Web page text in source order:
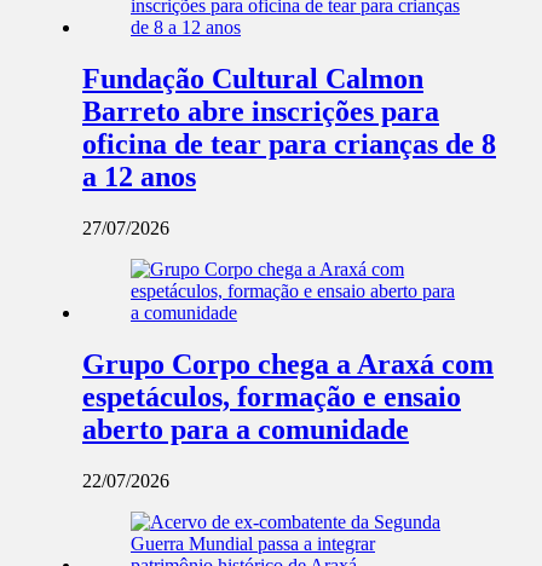
Fundação Cultural Calmon
Barreto abre inscrições para
oficina de tear para crianças de 8
a 12 anos
27/07/2026
Grupo Corpo chega a Araxá com
espetáculos, formação e ensaio
aberto para a comunidade
22/07/2026